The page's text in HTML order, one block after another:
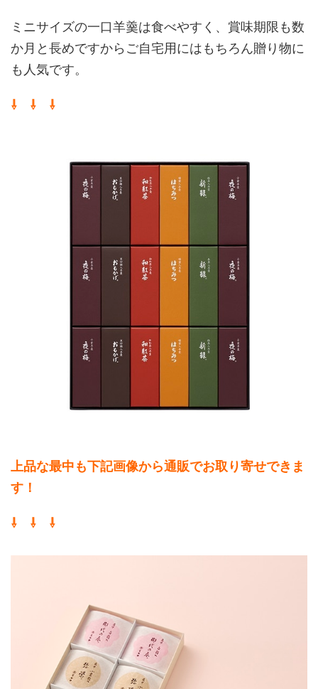
ミニサイズの一口羊羹は食べやすく、賞味期限も数
か月と長めですからご自宅用にはもちろん贈り物に
も人気です。
⇩ ⇩ ⇩
上品な最中も下記画像から通販でお取り寄せできま
す！
⇩ ⇩ ⇩